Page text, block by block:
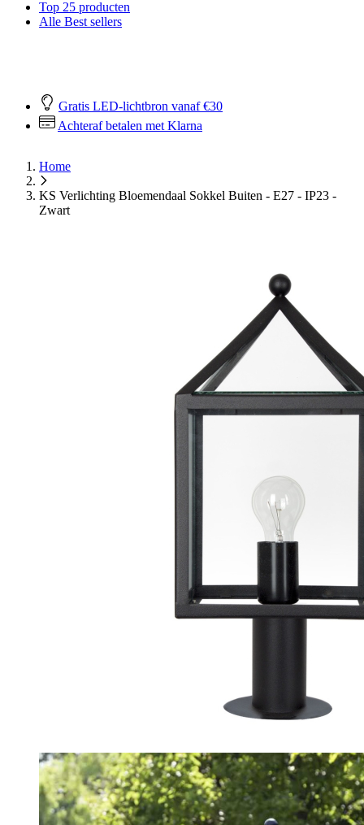
Top 25 producten
Alle Best sellers
Gratis LED-lichtbron vanaf €30
Achteraf betalen met Klarna
Home
KS Verlichting Bloemendaal Sokkel Buiten - E27 - IP23 -
Zwart